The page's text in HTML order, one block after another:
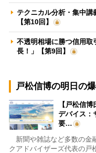
テクニカル分析・集中
【第10回】
不透明相場に勝つ信用
長！」【第9回】
戸松信博の明日の
【戸松信
デバイス：
要…
新聞や雑誌など多数の金
クアドバイザーズ代表の戸